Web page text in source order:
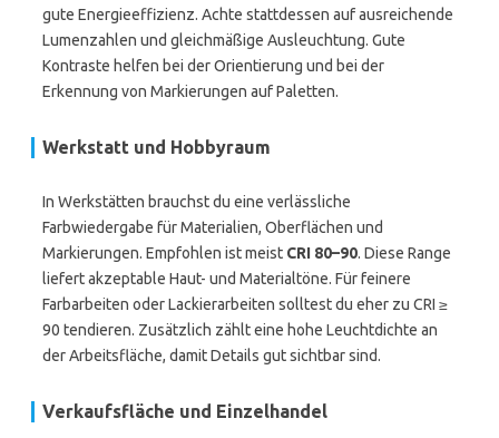
gute Energieeffizienz. Achte stattdessen auf ausreichende
Lumenzahlen und gleichmäßige Ausleuchtung. Gute
Kontraste helfen bei der Orientierung und bei der
Erkennung von Markierungen auf Paletten.
Werkstatt und Hobbyraum
In Werkstätten brauchst du eine verlässliche
Farbwiedergabe für Materialien, Oberflächen und
Markierungen. Empfohlen ist meist CRI 80–90. Diese Range
liefert akzeptable Haut- und Materialtöne. Für feinere
Farbarbeiten oder Lackierarbeiten solltest du eher zu CRI ≥
90 tendieren. Zusätzlich zählt eine hohe Leuchtdichte an
der Arbeitsfläche, damit Details gut sichtbar sind.
Verkaufsfläche und Einzelhandel